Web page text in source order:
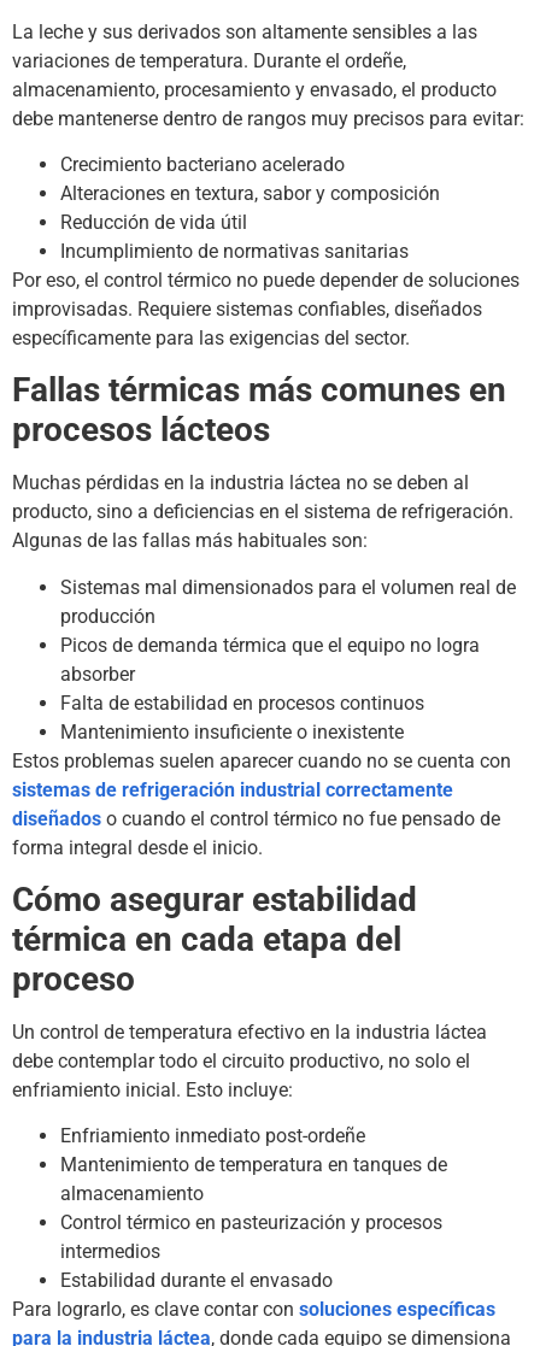
La leche y sus derivados son altamente sensibles a las
variaciones de temperatura. Durante el ordeñe,
almacenamiento, procesamiento y envasado, el producto
debe mantenerse dentro de rangos muy precisos para evitar:
Crecimiento bacteriano acelerado
Alteraciones en textura, sabor y composición
Reducción de vida útil
Incumplimiento de normativas sanitarias
Por eso, el control térmico no puede depender de soluciones
improvisadas. Requiere sistemas confiables, diseñados
específicamente para las exigencias del sector.
Fallas térmicas más comunes en
procesos lácteos
Muchas pérdidas en la industria láctea no se deben al
producto, sino a deficiencias en el sistema de refrigeración.
Algunas de las fallas más habituales son:
Sistemas mal dimensionados para el volumen real de
producción
Picos de demanda térmica que el equipo no logra
absorber
Falta de estabilidad en procesos continuos
Mantenimiento insuficiente o inexistente
Estos problemas suelen aparecer cuando no se cuenta con
sistemas de refrigeración industrial correctamente
diseñados o cuando el control térmico no fue pensado de
forma integral desde el inicio.
Cómo asegurar estabilidad
térmica en cada etapa del
proceso
Un control de temperatura efectivo en la industria láctea
debe contemplar todo el circuito productivo, no solo el
enfriamiento inicial. Esto incluye:
Enfriamiento inmediato post-ordeñe
Mantenimiento de temperatura en tanques de
almacenamiento
Control térmico en pasteurización y procesos
intermedios
Estabilidad durante el envasado
Para lograrlo, es clave contar con soluciones específicas
para la industria láctea, donde cada equipo se dimensiona